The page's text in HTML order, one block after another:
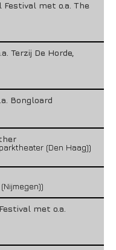
met o.a. The
Terzij De Horde,
Bongloard
(Den Haag))
met o.a.